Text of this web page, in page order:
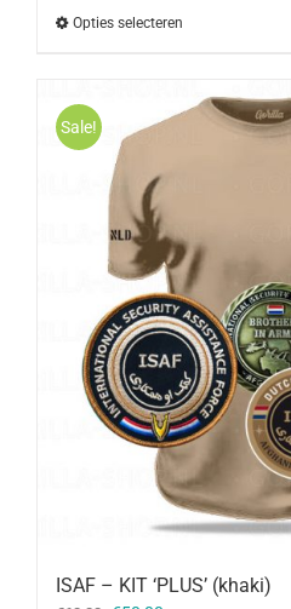
Opties selecteren
Sale!
ISAF – KIT ‘PLUS’ (khaki)